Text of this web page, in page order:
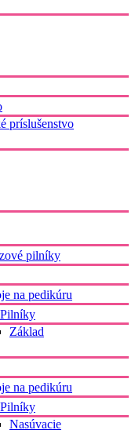
príslušenstvo
pilníky
na pedikúru
Pilníky
Základ
na pedikúru
Pilníky
Nasúvacie